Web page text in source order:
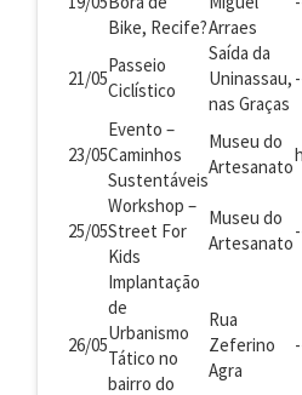
Bike, Recife?Arraes
21/05
Passeio
Ciclístico
Saída da
Uninassau,
nas Graças
23/05
Evento –
Caminhos
Sustentáveis
Museu do
Artesanato
25/05
Workshop –
Street For
Kids
Museu do
Artesanato
26/05
Implantação
de
Urbanismo
Tático no
bairro do
Rua
Zeferino
Agra